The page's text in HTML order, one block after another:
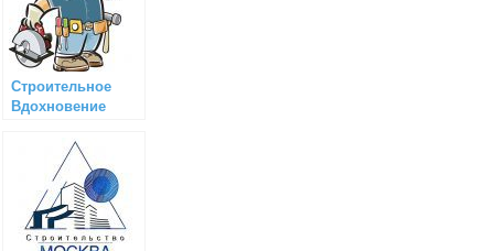
Строительное
Вдохновение